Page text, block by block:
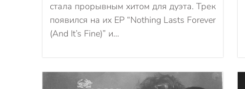
стала прорывным хитом для дуэта. Трек
появился на их EP “Nothing Lasts Forever
(And It’s Fine)” и...